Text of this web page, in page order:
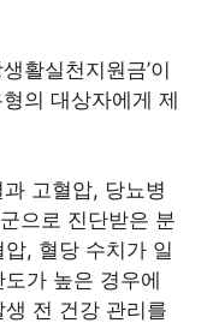
활실천지원금’이
의 대상자에게 제
고혈압, 당뇨병
으로 진단받은 분
, 혈당 수치가 일
가 높은 경우에
전 건강 관리를